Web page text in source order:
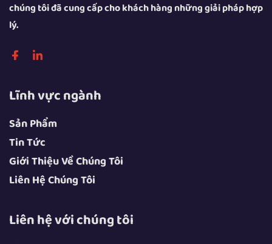
chúng tôi đã cung cấp cho khách hàng những giải pháp hợp
lý.
Lĩnh vực ngành
Sản Phẩm
Tin Tức
Giới Thiệu Về Chúng Tôi
Liên Hệ Chúng Tôi
Liên hệ với chúng tôi